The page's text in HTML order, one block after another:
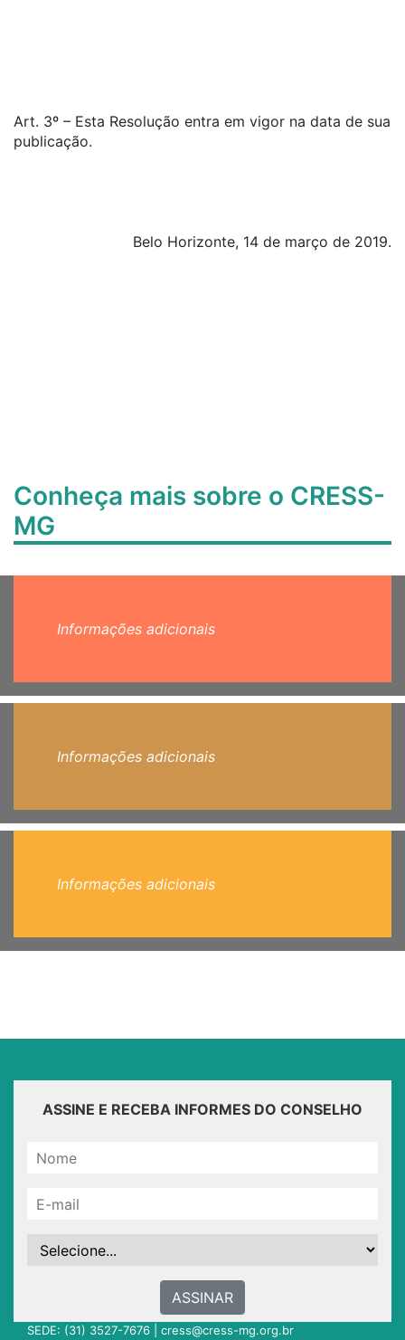
Art. 3º – Esta Resolução entra em vigor na data de sua
publicação.
Belo Horizonte, 14 de março de 2019.
Conheça mais sobre o CRESS-
MG
Informações adicionais
Informações adicionais
Informações adicionais
ASSINE E RECEBA INFORMES DO CONSELHO
ASSINAR
SEDE: (31) 3527-7676 | cress@cress-mg.org.br